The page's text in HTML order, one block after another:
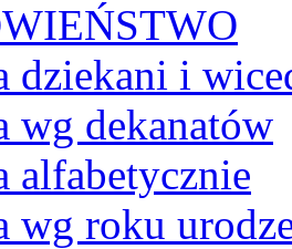
dziekani i
wg dekanatów
alfabetycznie
wg roku